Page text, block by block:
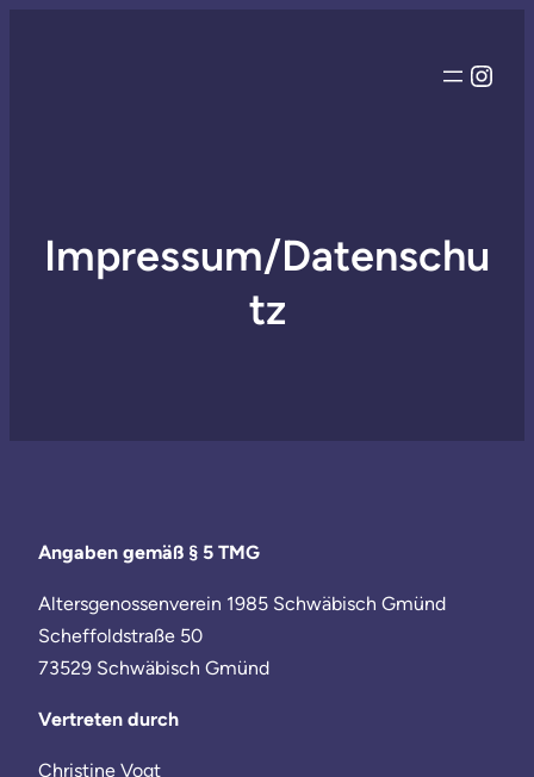
Impressum/Datenschu
tz
Angaben gemäß § 5 TMG
Altersgenossenverein 1985 Schwäbisch Gmünd
Scheffoldstraße 50
73529 Schwäbisch Gmünd
Vertreten durch
Christine Vogt